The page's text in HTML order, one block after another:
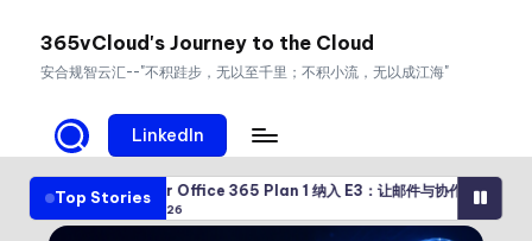
365vCloud's Journey to the Cloud
安合规智云汇--"不积跬步，无以至千里；不积小流，无以成江海"
LinkedIn
Top Stories
for Office 365 Plan 1 纳入 E3：让邮件与协作安全成为 Microsoft 365